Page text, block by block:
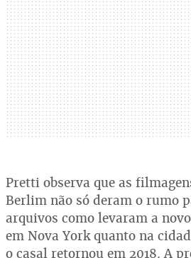
Pretti observa que as
Berlim não só deram o rumo
arquivos como levaram a
em Nova York quanto na
o casal retornou em 2018. A